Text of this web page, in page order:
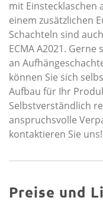
mit Einstecklaschen
einem zusätzlichen
Schachteln sind
ECMA A2021.
an
können Sie sich
Aufbau für Ihr
Selbstverständlich
anspruchsvolle
kontaktieren Sie uns!
Preise und